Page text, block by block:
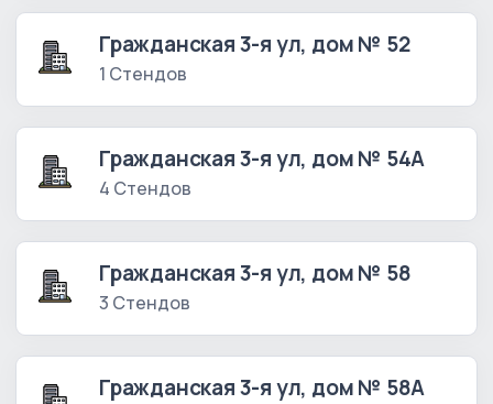
Гражданская 3-я ул, дом № 52
1 Стендов
Гражданская 3-я ул, дом № 54А
4 Стендов
Гражданская 3-я ул, дом № 58
3 Стендов
Гражданская 3-я ул, дом № 58А